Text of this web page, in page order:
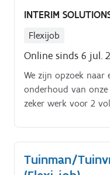
INTERIM
Flexijob
Online sinds 6 jul.
We zijn opzoek naar
onderhoud van onze
zeker werk voor 2
hagen, gras maaien,
verwijderen, planten
Tuinman/